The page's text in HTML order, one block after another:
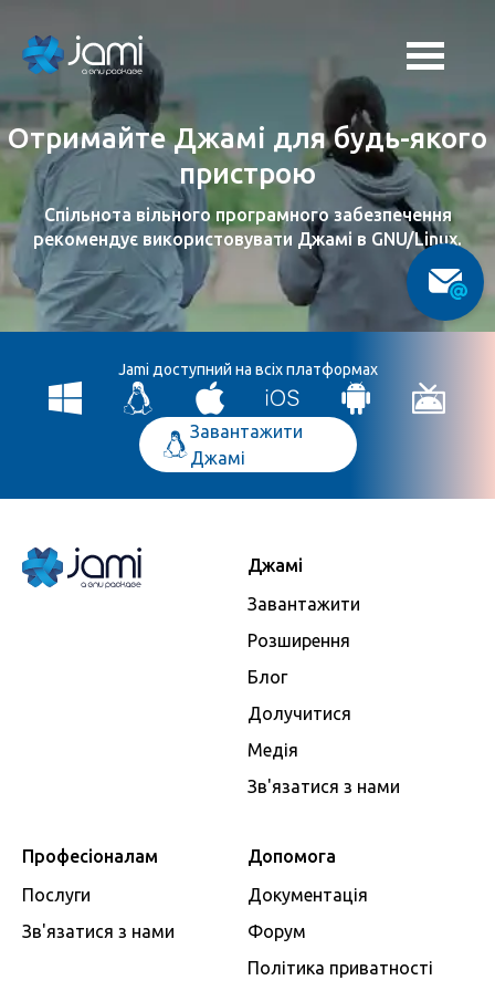
Отримайте Джамі для будь-якого
пристрою
Спільнота вільного програмного забезпечення
рекомендує використовувати Джамі в GNU/Linux.
Jami доступний на всіх платформах
Завантажити
Джамі
Джамі
Завантажити
Розширення
Блог
Долучитися
Медія
Зв'язатися з нами
Професіоналам
Послуги
Зв'язатися з нами
Допомога
Документація
Форум
Політика приватності